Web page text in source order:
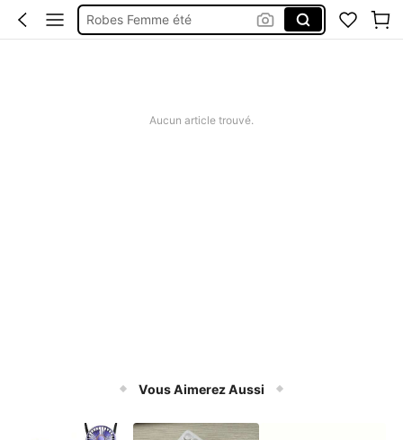
Robes Femme été
Aucun article trouvé.
Vous Aimerez Aussi